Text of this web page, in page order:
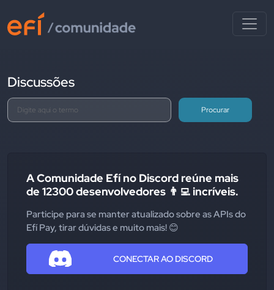
Discussões
Procurar
A Comunidade Efí no Discord reúne mais
de 12300 desenvolvedores 👨‍💻 incríveis.
Participe para se manter atualizado sobre as APIs do
Efí Pay, tirar dúvidas e muito mais! 😊
CONECTAR AO DISCORD